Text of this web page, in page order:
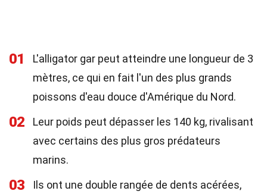
01
L'alligator gar peut atteindre une longueur de 3
mètres, ce qui en fait l'un des plus grands
poissons d'eau douce d'Amérique du Nord.
02
Leur poids peut dépasser les 140 kg, rivalisant
avec certains des plus gros prédateurs
marins.
03
Ils ont une double rangée de dents acérées,